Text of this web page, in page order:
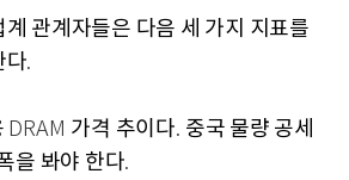
관계자들은 다음 세 가지 지표를
다.
DRAM 가격 추이다. 중국 물량 공세
을 봐야 한다.